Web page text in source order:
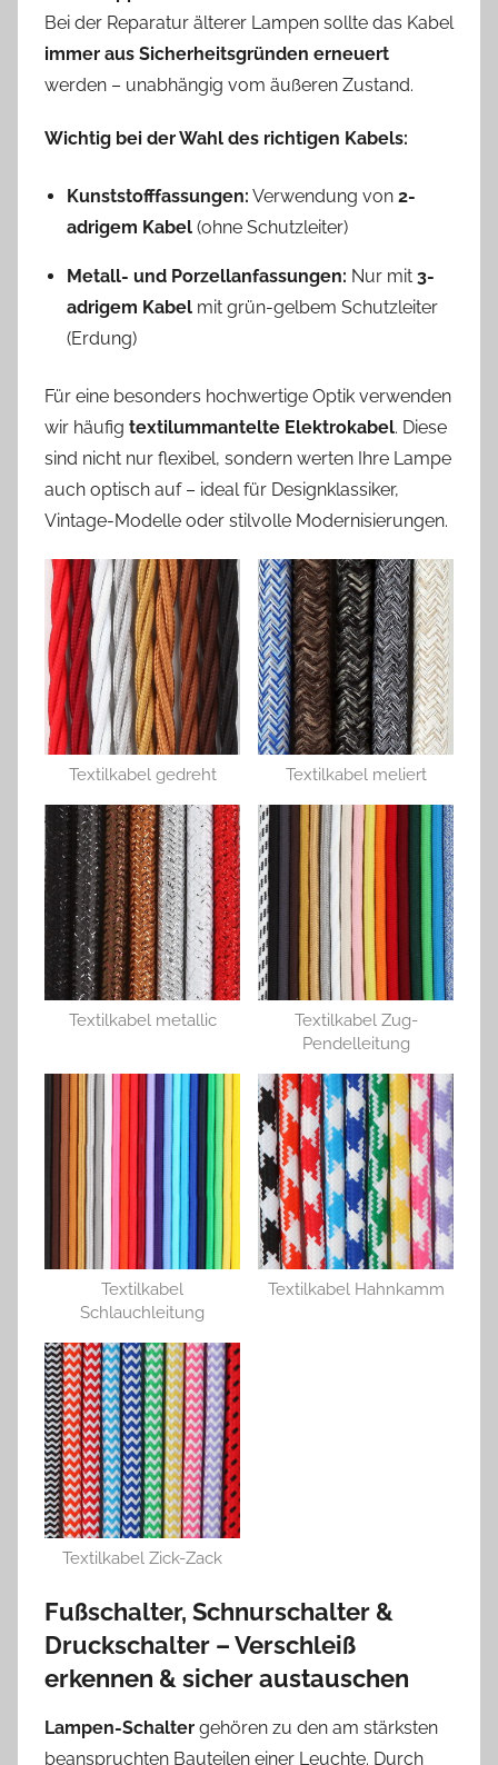
Bei der Reparatur älterer Lampen sollte das Kabel
immer aus Sicherheitsgründen erneuert
werden – unabhängig vom äußeren Zustand.
Wichtig bei der Wahl des richtigen Kabels:
Kunststofffassungen: Verwendung von 2-
adrigem Kabel (ohne Schutzleiter)
Metall- und Porzellanfassungen: Nur mit 3-
adrigem Kabel mit grün-gelbem Schutzleiter
(Erdung)
Für eine besonders hochwertige Optik verwenden
wir häufig textilummantelte Elektrokabel. Diese
sind nicht nur flexibel, sondern werten Ihre Lampe
auch optisch auf – ideal für Designklassiker,
Vintage-Modelle oder stilvolle Modernisierungen.
Textilkabel gedreht Textilkabel meliert
Textilkabel metallic
Textilkabel Zug-
Pendelleitung
Textilkabel
Schlauchleitung
Textilkabel Hahnkamm
Textilkabel Zick-Zack
Fußschalter, Schnurschalter &
Druckschalter – Verschleiß
erkennen & sicher austauschen
Lampen-Schalter gehören zu den am stärksten
beanspruchten Bauteilen einer Leuchte. Durch